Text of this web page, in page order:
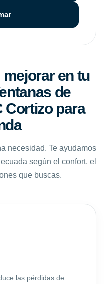
en tu
de
Cortizo para
necesidad. Te ayudamos
según el confort, el
que buscas.
las pérdidas de